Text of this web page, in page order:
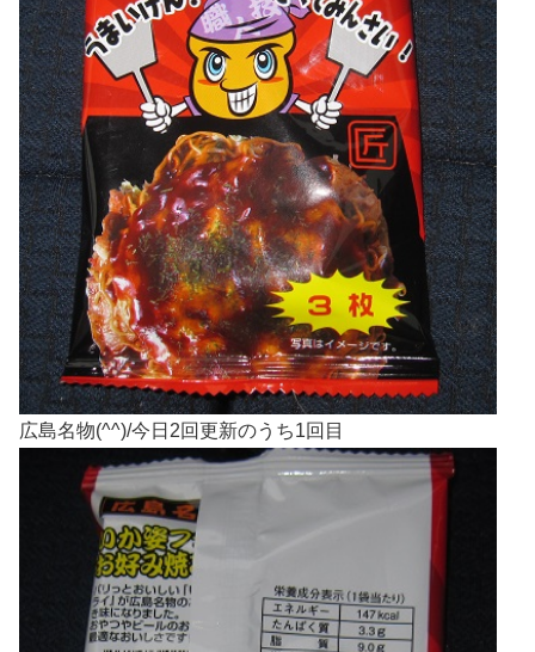
広島名物(^^)/今日2回更新のうち1回目